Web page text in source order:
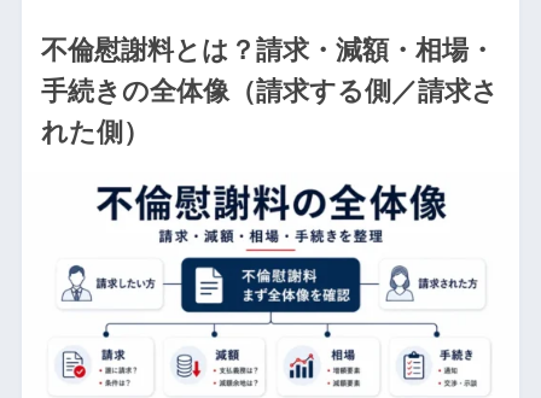
不倫慰謝料とは？請求・減額・相場・
手続きの全体像（請求する側／請求さ
れた側）